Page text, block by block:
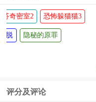
迷失岛3宇宙的尘埃 鬼魂游戏
婪洞窟2 掌机小精灵 寺
评分及评论